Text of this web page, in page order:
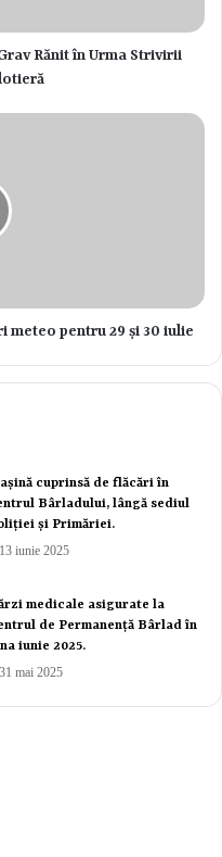
medicale preventive. Prin
și să încurajeze
Rănit în Urma Strivirii
meteo pentru 29 și 30 iulie
cuprinsă de flăcări în
Bârladului, lângă sediul
și Primăriei.
13 iunie 2025
medicale asigurate la
de Permanență Bârlad în
iunie 2025.
31 mai 2025